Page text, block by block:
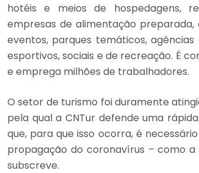
hotéis e meios de hospedagens,
empresas de alimentação
eventos, parques temáticos,
esportivos, sociais e de recreação. É
e emprega milhões de trabalhadores.
O setor de turismo foi duramente
pela qual a CNTur defende uma
que, para que isso ocorra, é
propagação do coronavírus – como
subscreve.